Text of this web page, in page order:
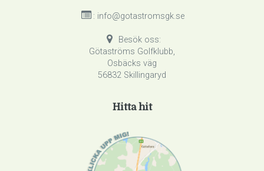
: info@gotastromsgk.se
Besök oss:
Götaströms Golfklubb,
Osbäcks väg
56832 Skillingaryd
Hitta hit